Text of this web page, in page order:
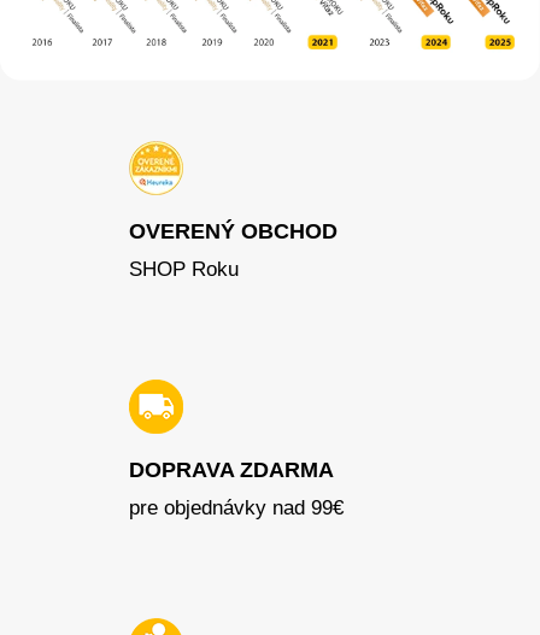
OVERENÝ OBCHOD
SHOP Roku
DOPRAVA ZDARMA
pre objednávky nad 99€